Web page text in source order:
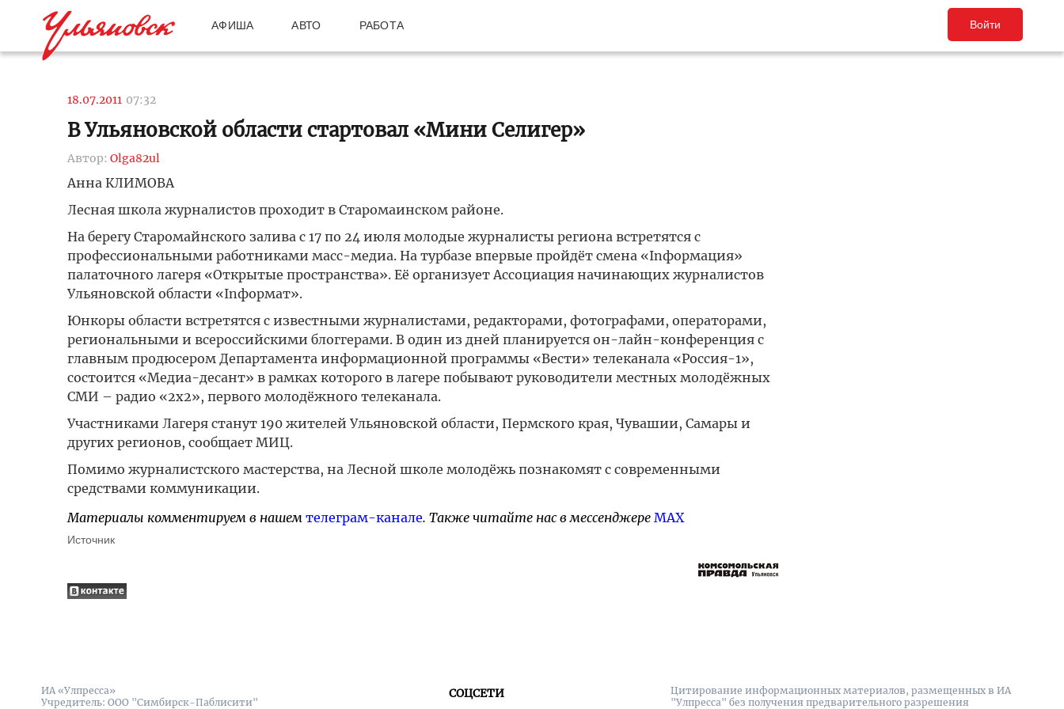
АФИША АВТО РАБОТА Войти
18.07.2011 07:32
В Ульяновской области стартовал «Мини Селигер»
Автор: Olga82ul
Анна КЛИМОВА
Лесная школа журналистов проходит в Старомаинском районе.
На берегу Старомайнского залива с 17 по 24 июля молодые журналисты региона встретятся с
профессиональными работниками масс-медиа. На турбазе впервые пройдёт смена «Inформация»
палаточного лагеря «Открытые пространства». Её организует Ассоциация начинающих журналистов
Ульяновской области «Inформат».
Юнкоры области встретятся с известными журналистами, редакторами, фотографами, операторами,
региональными и всероссийскими блоггерами. В один из дней планируется он-лайн-конференция с
главным продюсером Департамента информационной программы «Вести» телеканала «Россия-1»,
состоится «Медиа-десант» в рамках которого в лагере побывают руководители местных молодёжных
СМИ – радио «2х2», первого молодёжного телеканала.
Участниками Лагеря станут 190 жителей Ульяновской области, Пермского края, Чувашии, Самары и
других регионов, сообщает МИЦ.
Помимо журналистского мастерства, на Лесной школе молодёжь познакомят с современными
средствами коммуникации.
Материалы комментируем в нашем телеграм-канале. Также читайте нас в мессенджере MAX
Источник
ИА «Улпресса»
Учредитель: ООО "Симбирск-Паблисити"
СОЦСЕТИ
Цитирование информационных материалов, размещенных в ИА
"Улпресса" без получения предварительного разрешения